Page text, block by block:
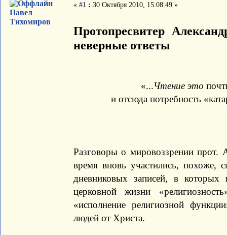
Павел
Тихомиров
« #1 : 30 Октября 2010, 15:08:49 »
Протопресвитер
неверные ответы
«...Чтение это
и отсюда потребность
Разговоры о мировоззрении прот.
время вновь участились, похоже,
дневниковых записей, в которых
церковной жизни
«исполнение религиозной
людей от Христа.